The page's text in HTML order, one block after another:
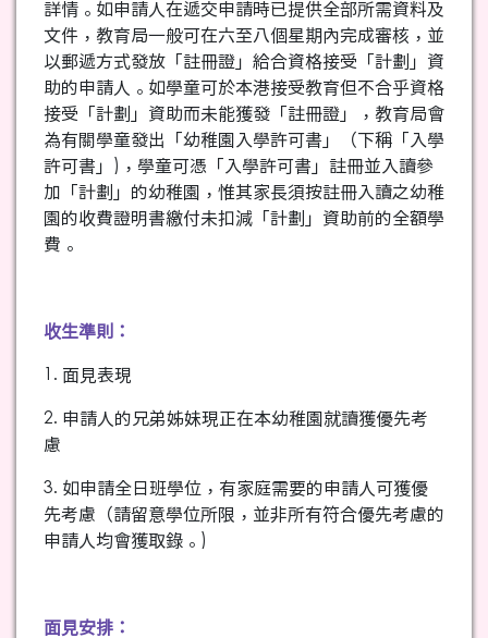
詳情。如申請人在遞交申請時已提供全部所需資料及
文件，教育局一般可在六至八個星期內完成審核，並
以郵遞方式發放「註冊證」給合資格接受「計劃」資
助的申請人。如學童可於本港接受教育但不合乎資格
接受「計劃」資助而未能獲發「註冊證」，教育局會
為有關學童發出「幼稚園入學許可書」（下稱「入學
許可書」)，學童可憑「入學許可書」註冊並入讀參
加「計劃」的幼稚園，惟其家長須按註冊入讀之幼稚
園的收費證明書繳付未扣減「計劃」資助前的全額學
費。
收生準則：
1. 面見表現
2. 申請人的兄弟姊妹現正在本幼稚園就讀獲優先考
慮
3. 如申請全日班學位，有家庭需要的申請人可獲優
先考慮（請留意學位所限，並非所有符合優先考慮的
申請人均會獲取錄。)
面見安排：